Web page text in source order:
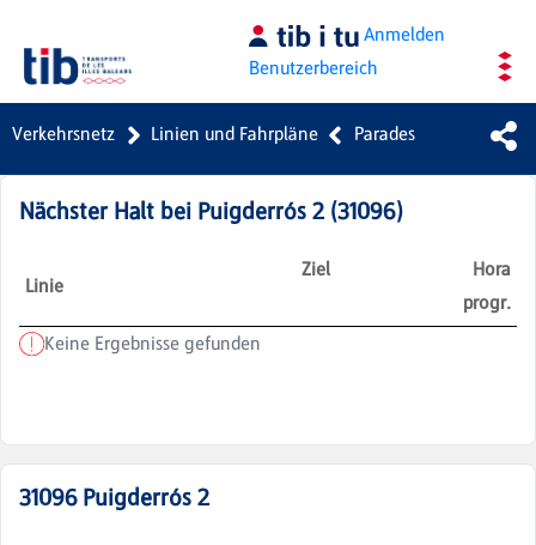
Anmelden
Benutzerbereich
Verkehrsnetz Linien und Fahrpläne Parades
Nächster Halt bei Puigderrós 2 (31096)
Linie
Ziel
Hora
progr.
Keine Ergebnisse gefunden
31096 Puigderrós 2